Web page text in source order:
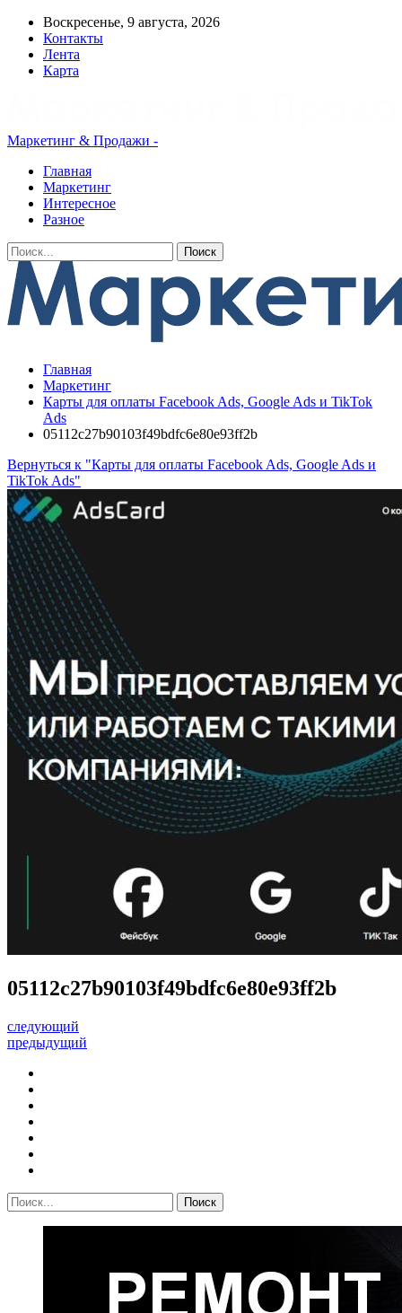
Воскресенье, 9 августа, 2026
Контакты
Лента
Карта
Маркетинг & Продажи -
Главная
Маркетинг
Интересное
Разное
Главная
Маркетинг
Карты для оплаты Facebook Ads, Google Ads и TikTok
Ads
05112c27b90103f49bdfc6e80e93ff2b
Вернуться к "Карты для оплаты Facebook Ads, Google Ads и
TikTok Ads"
05112c27b90103f49bdfc6e80e93ff2b
следующий
предыдущий